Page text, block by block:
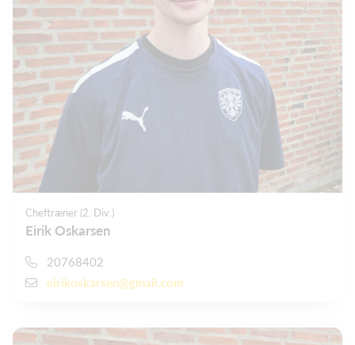
Cheftræner (2. Div.)
Eirik Oskarsen
20768402
eirikoskarsen@gmail.com